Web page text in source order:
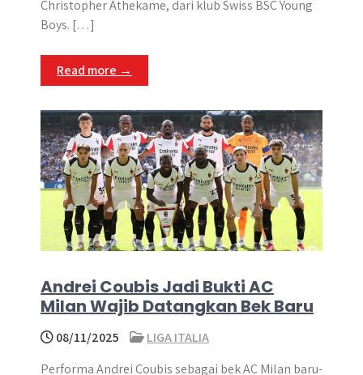
Christopher Athekame, dari klub Swiss BSC Young
Boys​. […]
Read more →
Andrei Coubis Jadi Bukti AC
Milan Wajib Datangkan Bek Baru
08/11/2025
LIGA ITALIA
Performa Andrei Coubis sebagai bek AC Milan baru-